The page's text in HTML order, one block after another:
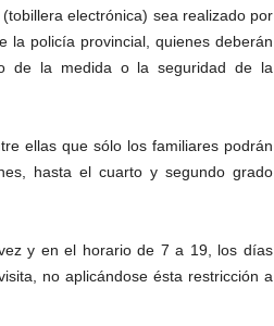
electrónica) sea realizado por
la policía provincial, quienes deberán
de la medida o la seguridad de la
ellas que sólo los familiares podrán
hasta el cuarto y segundo grado
y en el horario de 7 a 19, los días
no aplicándose ésta restricción a